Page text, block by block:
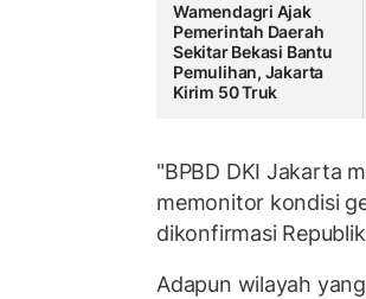
Wamendagri Ajak
Pemerintah Daerah
Sekitar Bekasi Bantu
Pemulihan, Jakarta
Kirim 50 Truk
"BPBD DKI Jakarta
memonitor kondisi
dikonfirmasi
Adapun wilayah